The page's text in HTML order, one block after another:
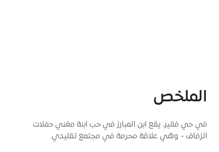
الملخص
في حي فقير، يقع ابن المبارز في حب ابنة مغني حفلات
الزفاف - وهي علاقة محرمة في مجتمع تقليدي.